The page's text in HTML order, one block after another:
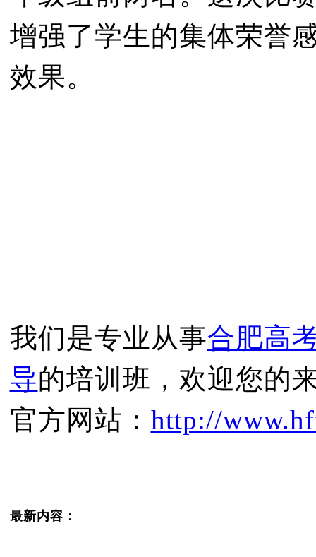
增强了学生的集体荣誉
效果。
我们是专业从事合肥高
导的培训班，欢迎您的
官方网站： http://
最新内容：